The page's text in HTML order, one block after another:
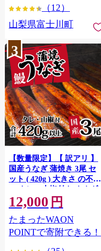
大粒 種なし 先行予約 富士
円 九千円
（12）
山梨県富士川町
3
【数量限定】【 訳アリ 】
国産うなぎ 蒲焼き 3尾 セ
ット ( 420g ) 大きさ の不揃
い タレ・山椒付き ウナギ
鰻 ふぞろい 不揃い うな重
ひつまぶし 人気 茨城 八千
代町 ふるさと納税 冷凍
[SF951ya]
12,000 円
たまったWAON
POINTで寄附できる！